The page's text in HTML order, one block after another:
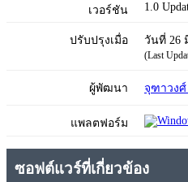
เวอร์ชัน 1.0
ปรับปรุงเมื่อ วันที่ 26
(Last
ผู้พัฒนา จุฑาวง
แพลตฟอร์ม
ซอฟต์แวร์ที่เกี่ยวข้อง